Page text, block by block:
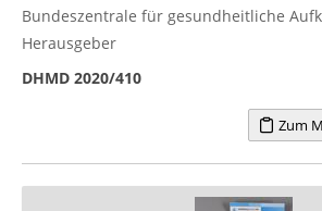
Bundeszentrale für gesundheitliche
Herausgeber
DHMD 2020/410
Zum